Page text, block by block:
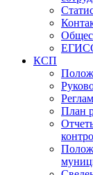
КСП
План